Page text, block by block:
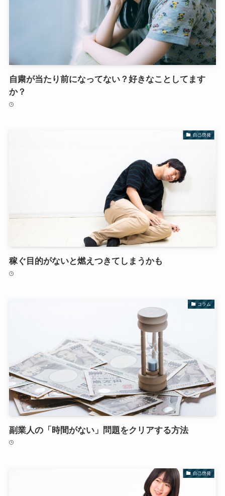
自粛が当たり前になってない？好きなことしてます
か？
自己啓発
稼ぐ目的がないと燃えつきてしまうかも
コラム
副業人の「時間がない」問題をクリアする方法
自己啓発